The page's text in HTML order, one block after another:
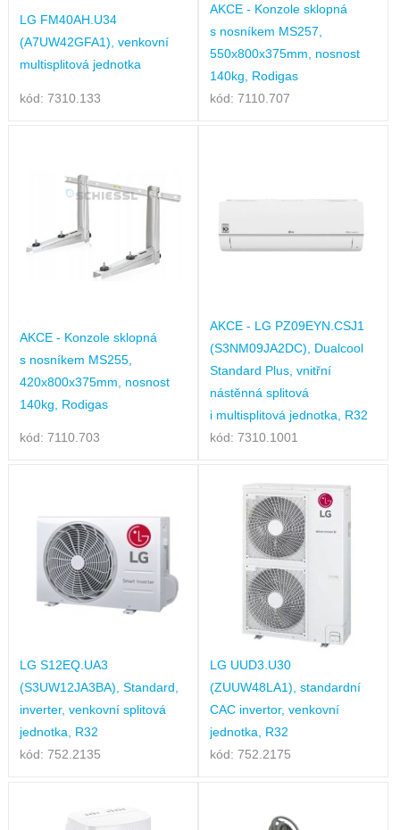
LG FM40AH.U34
(A7UW42GFA1), venkovní
multisplitová jednotka
kód: 7310.133
AKCE - Konzole sklopná
s nosníkem MS257,
550x800x375mm, nosnost
140kg, Rodigas
kód: 7110.707
AKCE - Konzole sklopná
s nosníkem MS255,
420x800x375mm, nosnost
140kg, Rodigas
kód: 7110.703
AKCE - LG PZ09EYN.CSJ1
(S3NM09JA2DC), Dualcool
Standard Plus, vnitřní
nástěnná splitová
i multisplitová jednotka, R32
kód: 7310.1001
LG S12EQ.UA3
(S3UW12JA3BA), Standard,
inverter, venkovní splitová
jednotka, R32
kód: 752.2135
LG UUD3.U30
(ZUUW48LA1), standardní
CAC invertor, venkovní
jednotka, R32
kód: 752.2175